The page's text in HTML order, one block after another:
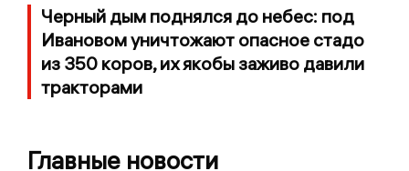
Черный дым поднялся до небес: под
Ивановом уничтожают опасное стадо
из 350 коров, их якобы заживо давили
тракторами
Главные новости